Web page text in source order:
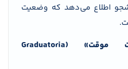
اطلاع می‌دهد که وضعیت
بررسی «لیست موقت» (Graduatoria